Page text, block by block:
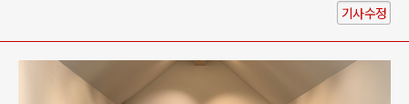
기사수정